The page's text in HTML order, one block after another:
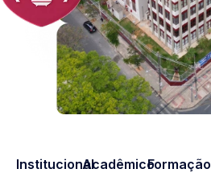
InstitucionalAcadêmicoFormação